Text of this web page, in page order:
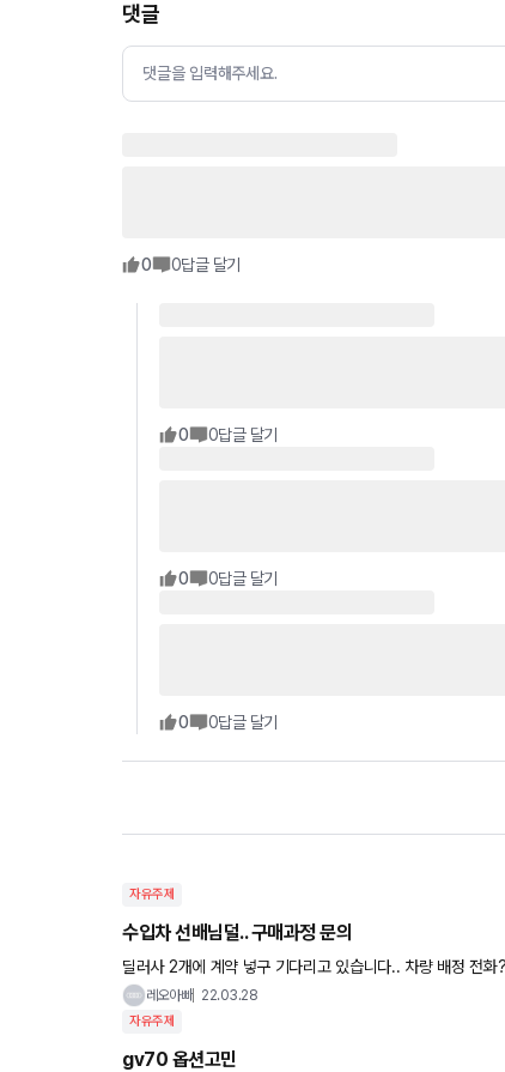
댓글
댓글을 입력해주세요.
0 0답글 달기
0 0답글 달기
0 0답글 달기
0 0답글 달기
자유주제
수입차 선배님덜.. 구매과정 문의
딜러사 2개에 계약 넣구 기다리고 있습니다.. 차량 배정 전화?가 온다는 것 같은데, 해당 월 프로모션이 너무 심각하거나 옵션이 너무
심하게 빠진다거나 하면 그 때 계약 취소하고 계약금 돌려받을
레오아빠 22.03.28
자유주제
gv70 옵션고민